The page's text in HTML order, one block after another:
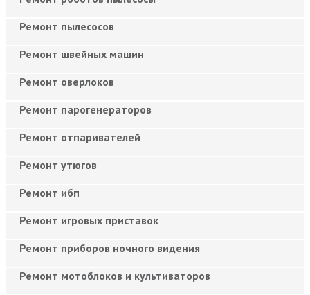
Ремонт пылесосов
Ремонт швейных машин
Ремонт оверлоков
Ремонт парогенераторов
Ремонт отпаривателей
Ремонт утюгов
Ремонт ибп
Ремонт игровых приставок
Ремонт приборов ночного видения
Ремонт мотоблоков и культиваторов